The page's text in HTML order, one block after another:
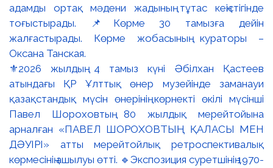
⚜️2026 жылдың 4 тамыз күні Әбілхан Қастеев
атындағы ҚР Ұлттық өнер музейінде заманауи
қазақстандық мүсін өнерінің көрнекті өкілі мүсінші
Павел Шороховтың 80 жылдық мерейтойына
арналған «ПАВЕЛ ШОРОХОВТЫҢ ҚАЛАСЫ МЕН
ДӘУІРІ» атты мерейтойлық ретроспективалық
көрмесінің ашылуы өтті. 🔹Экспозиция суретшінің 1970-